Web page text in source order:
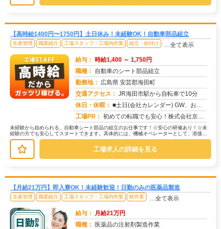
【高時給1400円〜1750円】土日休み！未経験OK！自動車部品組立
生産管理 職業紹介 工場スタッフ・工場内作業 組立・組付け …全て表示
給与： 時給1,400 ～ 1,750円
職種： 自動車のシート部品組立
勤務地： 広島県 安芸郡海田町
交通アクセス： JR海田市駅から自転車で10分
休日・休暇： ■土日(会社カレンダー) GW、お盆、年末年始に長期連休があります
工場PR： 初めての転職でも安心！株式会社京栄センターで、新しい一歩を踏み出してみませんか？☆家具付き寮だから、手ぶらで入寮O...
未経験から始められる、自動車シート部品の組立のお仕事です！☆安心の研修あり！☆未
経験の方でも安心してスタートできます。具体的には、機械オペレーターとして、溶接の
自動機に部品をセットし、スタートボ...
工場求人の詳細を見る
【月給21万円】即入寮OK！未経験歓迎！日勤のみの医薬品製造
生産管理 職業紹介 工場スタッフ・工場内作業 軽作業 …全て表示
給与： 月給21万円
職種：
医薬品の注射剤製造作業